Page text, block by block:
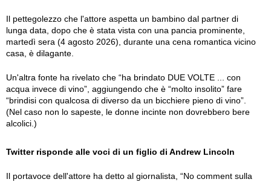
Il pettegolezzo che l'attore aspetta un bambino dal partner di
lunga data, dopo che è stata vista con una pancia prominente,
martedì sera (4 agosto 2026), durante una cena romantica vicino
casa, è dilagante.
Un'altra fonte ha rivelato che “ha brindato DUE VOLTE ... con
acqua invece di vino”, aggiungendo che è “molto insolito” fare
“brindisi con qualcosa di diverso da un bicchiere pieno di vino”.
(Nel caso non lo sapeste, le donne incinte non dovrebbero bere
alcolici.)
Twitter risponde alle voci di un figlio di Andrew Lincoln
Il portavoce dell'attore ha detto al giornalista, “No comment sulla